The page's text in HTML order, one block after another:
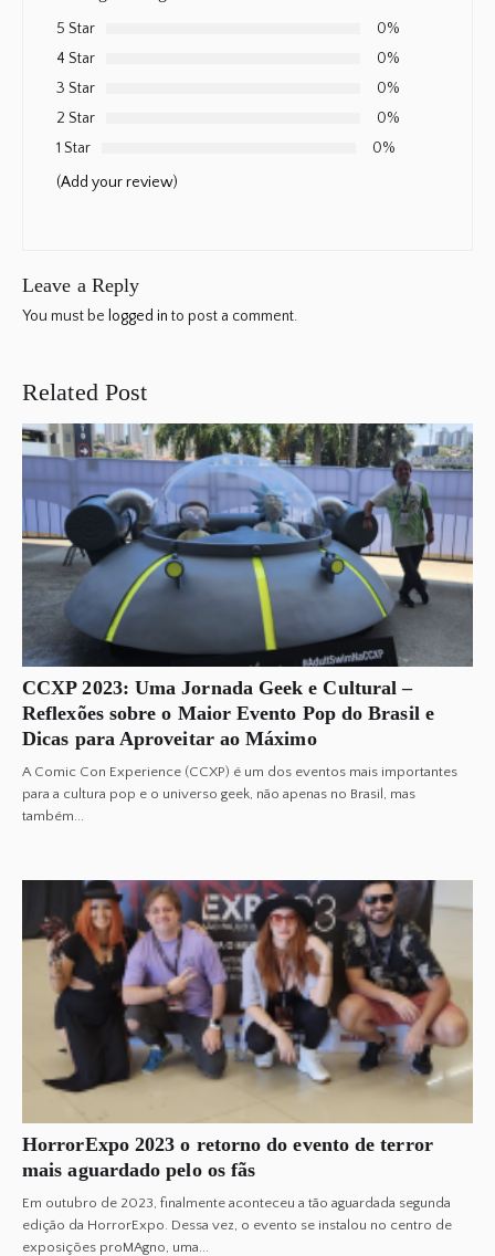
5 Star
0%
4 Star
0%
3 Star
0%
2 Star
0%
1 Star
0%
(Add your review)
Leave a Reply
You must be logged into post a comment.
Related Post
CCXP 2023: Uma Jornada Geek e Cultural –
Reflexões sobre o Maior Evento Pop do Brasil e
Dicas para Aproveitar ao Máximo
A Comic Con Experience (CCXP) é um dos eventos mais importantes
para a cultura pop e o universo geek, não apenas no Brasil, mas
também...
HorrorExpo 2023 o retorno do evento de terror
mais aguardado pelo os fãs
Em outubro de 2023, finalmente aconteceu a tão aguardada segunda
edição da HorrorExpo. Dessa vez, o evento se instalou no centro de
exposições proMAgno, uma...